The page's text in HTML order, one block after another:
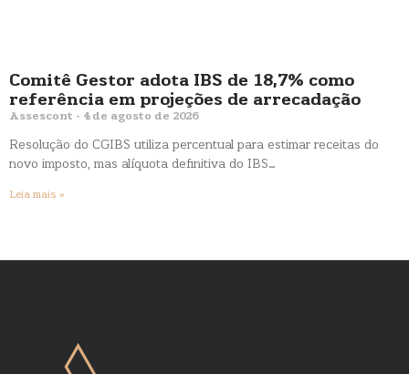
Comitê Gestor adota IBS de 18,7% como
referência em projeções de arrecadação
Assescont 4 de agosto de 2026
Resolução do CGIBS utiliza percentual para estimar receitas do
novo imposto, mas alíquota definitiva do IBS…
Leia mais »